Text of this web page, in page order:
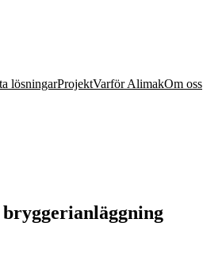
lösningarProjektVarför AlimakOm oss